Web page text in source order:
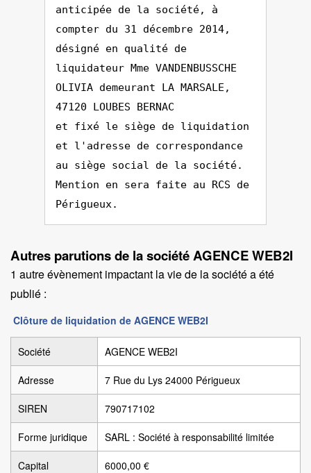
anticipée de la société, à
compter du 31 décembre 2014,
désigné en qualité de
liquidateur Mme VANDENBUSSCHE
OLIVIA demeurant LA MARSALE,
47120 LOUBES BERNAC
et fixé le siège de liquidation
et l'adresse de correspondance
au siège social de la société.
Mention en sera faite au RCS de
Périgueux.
Autres parutions de la société AGENCE WEB2I
1 autre évènement impactant la vie de la société a été
publié :
Clôture de liquidation de AGENCE WEB2I
Société AGENCE WEB2I
Adresse 7 Rue du Lys 24000 Périgueux
SIREN 790717102
Forme juridique SARL : Société à responsabilité limitée
Capital 6000,00 €